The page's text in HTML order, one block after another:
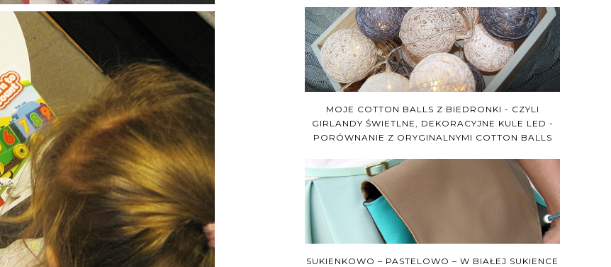
MOJE COTTON BALLS Z BIEDRONKI - CZYLI
GIRLANDY ŚWIETLNE, DEKORACYJNE KULE LED -
PORÓWNANIE Z ORYGINALNYMI COTTON BALLS
SUKIENKOWO – PASTELOWO – W BIAŁEJ SUKIENCE